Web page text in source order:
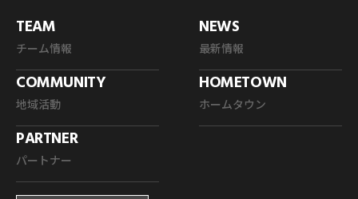
TEAM
チーム情報
NEWS
最新情報
COMMUNITY
地域活動
HOMETOWN
ホームタウン
PARTNER
パートナー